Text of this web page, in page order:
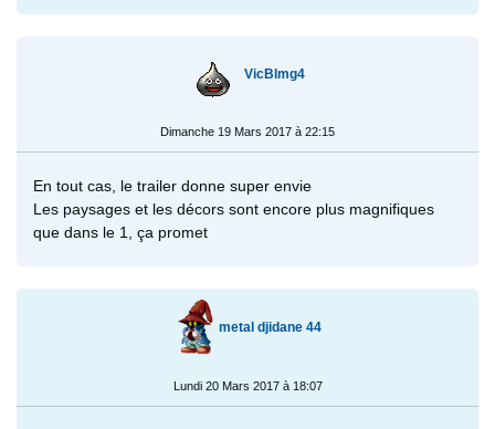
VicBlmg4
Dimanche 19 Mars 2017 à 22:15
En tout cas, le trailer donne super envie
Les paysages et les décors sont encore plus magnifiques
que dans le 1, ça promet
metal djidane 44
Lundi 20 Mars 2017 à 18:07